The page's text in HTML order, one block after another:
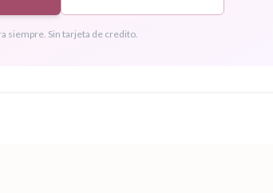
siempre. Sin tarjeta de credito.